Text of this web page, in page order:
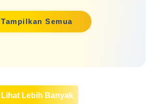
Tampilkan Semua
Lihat Lebih Banyak